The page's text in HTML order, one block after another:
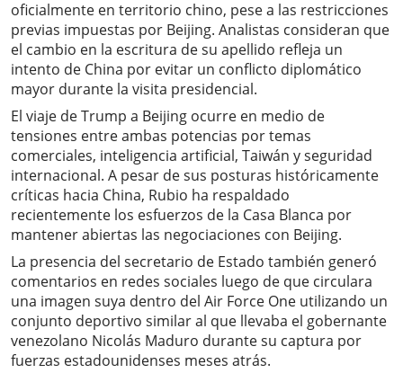
oficialmente en territorio chino, pese a las restricciones
previas impuestas por Beijing. Analistas consideran que
el cambio en la escritura de su apellido refleja un
intento de China por evitar un conflicto diplomático
mayor durante la visita presidencial.
El viaje de Trump a Beijing ocurre en medio de
tensiones entre ambas potencias por temas
comerciales, inteligencia artificial, Taiwán y seguridad
internacional. A pesar de sus posturas históricamente
críticas hacia China, Rubio ha respaldado
recientemente los esfuerzos de la Casa Blanca por
mantener abiertas las negociaciones con Beijing.
La presencia del secretario de Estado también generó
comentarios en redes sociales luego de que circulara
una imagen suya dentro del Air Force One utilizando un
conjunto deportivo similar al que llevaba el gobernante
venezolano Nicolás Maduro durante su captura por
fuerzas estadounidenses meses atrás.